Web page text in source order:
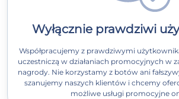
Wyłącznie prawdziwi
Współpracujemy z prawdziwymi
uczestniczą w działaniach promocyjnych w
nagrody. Nie korzystamy z botów ani
szanujemy naszych klientów i chcemy
możliwe usługi promocyjne